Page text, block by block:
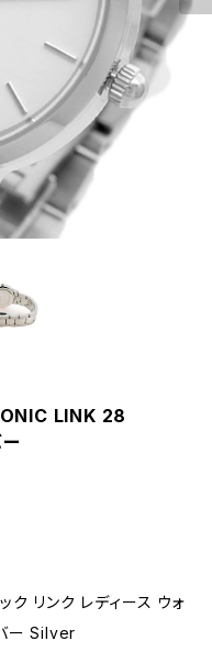
LINK 28
リンク レディース ウォ
ー Silver